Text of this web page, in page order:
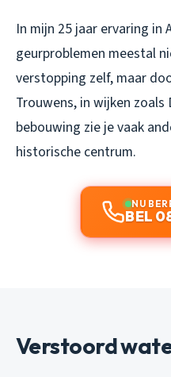
In mijn 25 jaar ervaring in
geurproblemen meestal
verstopping zelf, maar
Trouwens, in wijken
bebouwing zie je vaak
historische centrum.
NU
BEL
Verstoord